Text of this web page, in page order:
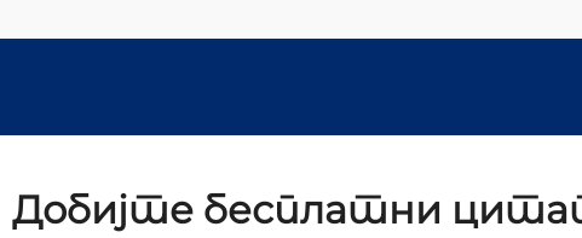
Добијте бесплатни